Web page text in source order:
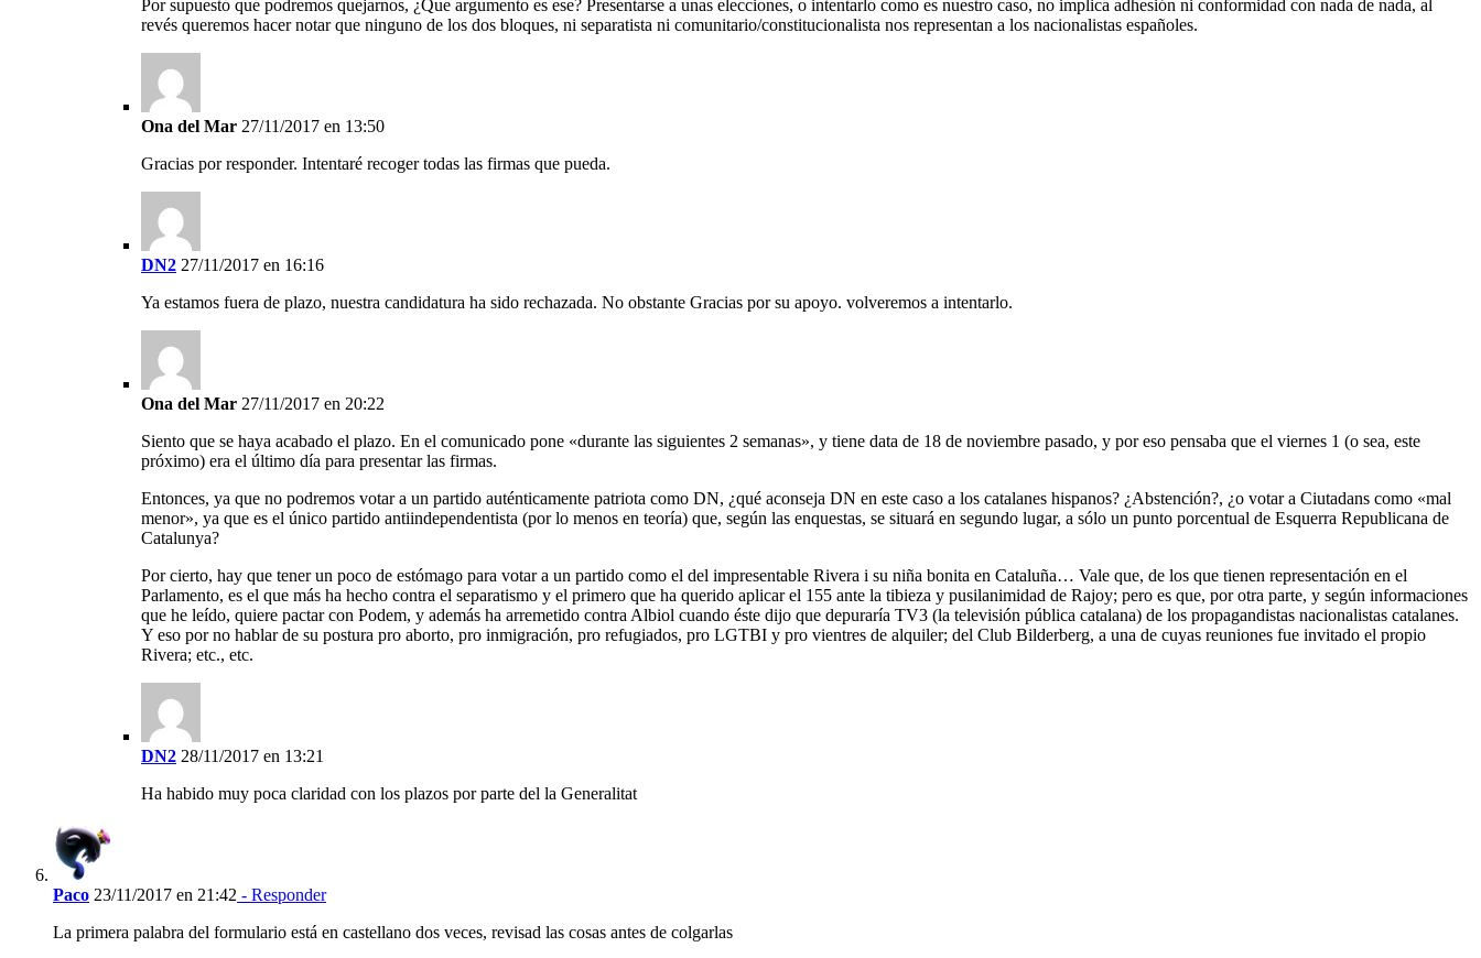
Por supuesto que podremos quejarnos, ¿Que argumento es ese? Presentarse a unas elecciones, o intentarlo como es nuestro caso, no implica adhesión ni conformidad con nada de nada, al
revés queremos hacer notar que ninguno de los dos bloques, ni separatista ni comunitario/constitucionalista nos representan a los nacionalistas españoles.
Ona del Mar 27/11/2017 en 13:50
Gracias por responder. Intentaré recoger todas las firmas que pueda.
DN2 27/11/2017 en 16:16
Ya estamos fuera de plazo, nuestra candidatura ha sido rechazada. No obstante Gracias por su apoyo. volveremos a intentarlo.
Ona del Mar 27/11/2017 en 20:22
Siento que se haya acabado el plazo. En el comunicado pone «durante las siguientes 2 semanas», y tiene data de 18 de noviembre pasado, y por eso pensaba que el viernes 1 (o sea, este
próximo) era el último día para presentar las firmas.
Entonces, ya que no podremos votar a un partido auténticamente patriota como DN, ¿qué aconseja DN en este caso a los catalanes hispanos? ¿Abstención?, ¿o votar a Ciutadans como «mal
menor», ya que es el único partido antiindependentista (por lo menos en teoría) que, según las enquestas, se situará en segundo lugar, a sólo un punto porcentual de Esquerra Republicana de
Catalunya?
Por cierto, hay que tener un poco de estómago para votar a un partido como el del impresentable Rivera i su niña bonita en Cataluña… Vale que, de los que tienen representación en el
Parlamento, es el que más ha hecho contra el separatismo y el primero que ha querido aplicar el 155 ante la tibieza y pusilanimidad de Rajoy; pero es que, por otra parte, y según informaciones
que he leído, quiere pactar con Podem, y además ha arremetido contra Albiol cuando éste dijo que depuraría TV3 (la televisión pública catalana) de los propagandistas nacionalistas catalanes.
Y eso por no hablar de su postura pro aborto, pro inmigración, pro refugiados, pro LGTBI y pro vientres de alquiler; del Club Bilderberg, a una de cuyas reuniones fue invitado el propio
Rivera; etc., etc.
DN2 28/11/2017 en 13:21
Ha habido muy poca claridad con los plazos por parte del la Generalitat
Paco 23/11/2017 en 21:42 - Responder
La primera palabra del formulario está en castellano dos veces, revisad las cosas antes de colgarlas